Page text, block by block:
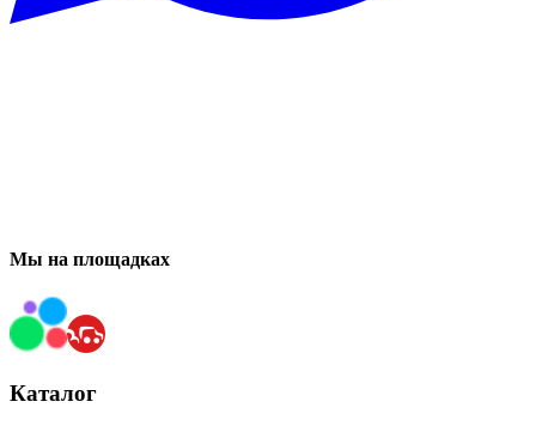
Мы на площадках
Каталог